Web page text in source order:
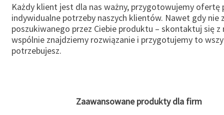
Każdy klient jest dla nas ważny, przygotowujemy ofertę
indywidualne potrzeby naszych klientów. Nawet gdy nie
poszukiwanego przez Ciebie produktu – skontaktuj się z
wspólnie znajdziemy rozwiązanie i przygotujemy to
potrzebujesz.
Zaawansowane produkty dla firm